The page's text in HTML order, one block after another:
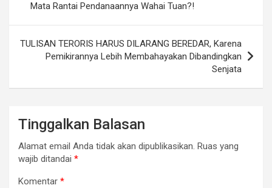
Mata Rantai Pendanaannya Wahai Tuan?!
TULISAN TERORIS HARUS DILARANG BEREDAR, Karena
Pemikirannya Lebih Membahayakan Dibandingkan
Senjata
Tinggalkan Balasan
Alamat email Anda tidak akan dipublikasikan. Ruas yang
wajib ditandai *
Komentar *